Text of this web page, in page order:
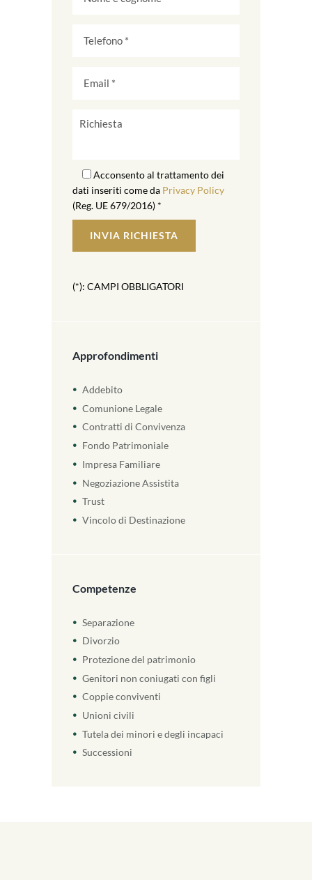
Acconsento al trattamento dei
dati inseriti come da Privacy Policy
(Reg. UE 679/2016) *
(*): CAMPI OBBLIGATORI
Approfondimenti
Addebito
Comunione Legale
Contratti di Convivenza
Fondo Patrimoniale
Impresa Familiare
Negoziazione Assistita
Trust
Vincolo di Destinazione
Competenze
Separazione
Divorzio
Protezione del patrimonio
Genitori non coniugati con figli
Coppie conviventi
Unioni civili
Tutela dei minori e degli incapaci
Successioni